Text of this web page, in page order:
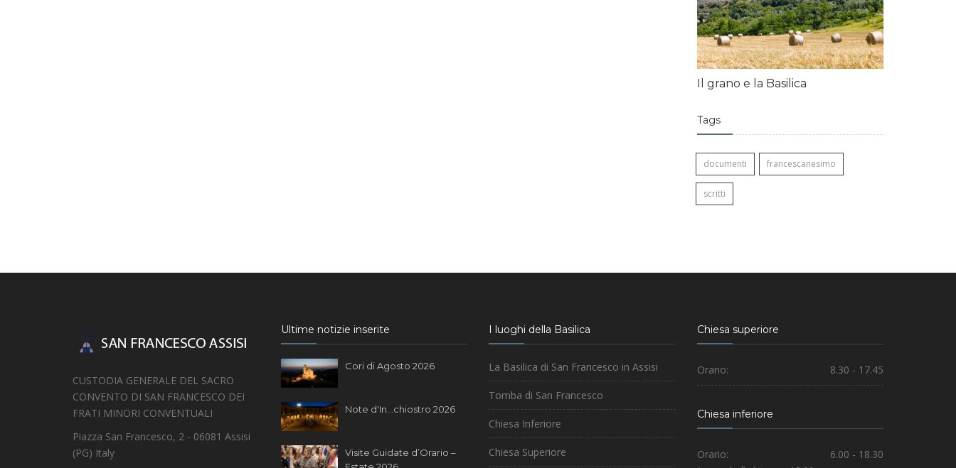
Il grano e la Basilica
Tags
documenti francescanesimo
scritti
CUSTODIA GENERALE DEL SACRO
CONVENTO DI SAN FRANCESCO DEI
FRATI MINORI CONVENTUALI
Piazza San Francesco, 2 - 06081 Assisi
(PG) Italy
Ultime notizie inserite
Cori di Agosto 2026
Note d'In...chiostro 2026
Visite Guidate d’Orario –
I luoghi della Basilica
La Basilica di San Francesco in Assisi
Tomba di San Francesco
Chiesa Inferiore
Chiesa Superiore
Chiesa superiore
Orario: 8.30 - 17.45
Chiesa inferiore
Orario:
6.00 - 18.30